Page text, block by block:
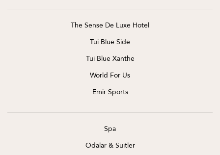
The Sense De Luxe Hotel
Tui Blue Side
Tui Blue Xanthe
World For Us
Emir Sports
Spa
Odalar & Suitler